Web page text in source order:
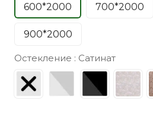
600*2000
700*2000
900*2000
Остекление : Сатинат